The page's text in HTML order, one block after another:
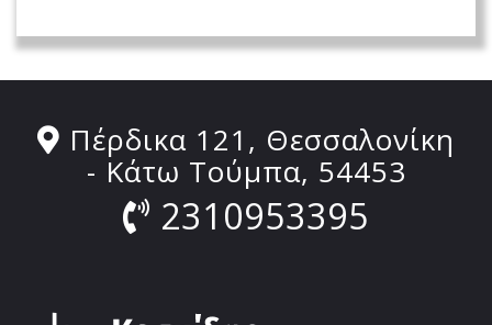
Πέρδικα 121, Θεσσαλονίκη
- Κάτω Τούμπα, 54453
2310953395